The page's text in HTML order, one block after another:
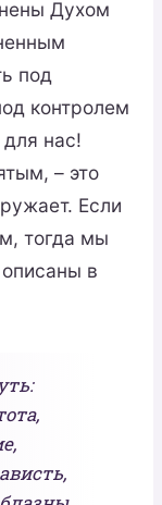
Духом
под
контролем
нас!
– это
Если
тогда мы
в